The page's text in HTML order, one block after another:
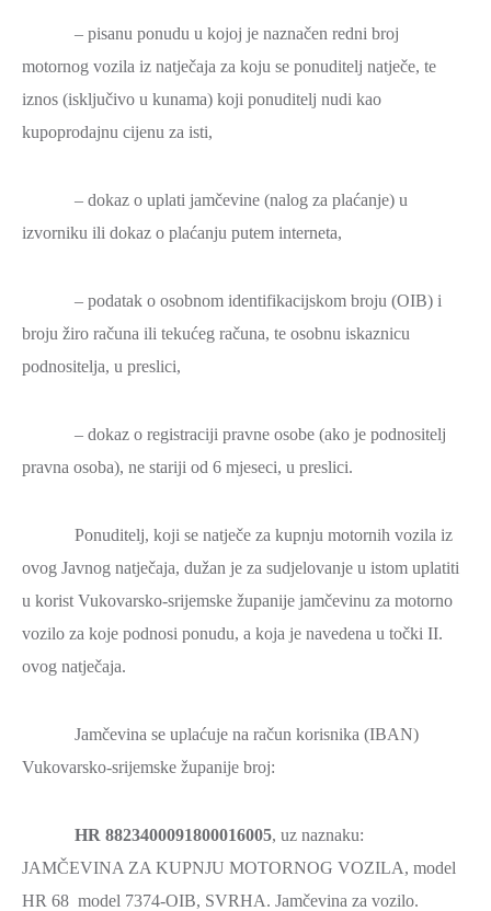
– pisanu ponudu u kojoj je naznačen redni broj
motornog vozila iz natječaja za koju se ponuditelj natječe, te
iznos (isključivo u kunama) koji ponuditelj nudi kao
kupoprodajnu cijenu za isti,
– dokaz o uplati jamčevine (nalog za plaćanje) u
izvorniku ili dokaz o plaćanju putem interneta,
– podatak o osobnom identifikacijskom broju (OIB) i
broju žiro računa ili tekućeg računa, te osobnu iskaznicu
podnositelja, u preslici,
– dokaz o registraciji pravne osobe (ako je podnositelj
pravna osoba), ne stariji od 6 mjeseci, u preslici.
Ponuditelj, koji se natječe za kupnju motornih vozila iz
ovog Javnog natječaja, dužan je za sudjelovanje u istom uplatiti
u korist Vukovarsko-srijemske županije jamčevinu za motorno
vozilo za koje podnosi ponudu, a koja je navedena u točki II.
ovog natječaja.
Jamčevina se uplaćuje na račun korisnika (IBAN)
Vukovarsko-srijemske županije broj:
HR 8823400091800016005, uz naznaku:
JAMČEVINA ZA KUPNJU MOTORNOG VOZILA, model
HR 68 model 7374-OIB, SVRHA. Jamčevina za vozilo.